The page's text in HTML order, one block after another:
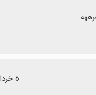
بخشد و باعث رضایت بیشتر شود.
٥ خرداد ١٤٠٥